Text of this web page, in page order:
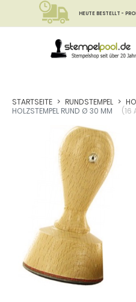
HEUTE BESTELLT -
STARTSEITE RUNDSTEMPEL
HOLZSTEMPEL RUND Ø 30 MM
(16